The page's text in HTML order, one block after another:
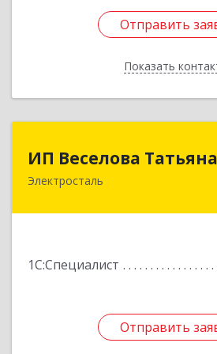
Отправить
Показать
Отправить
Назад
ИП Веселова
Электросталь
1С:Специалист
Отправить
144000, Московская
Отправить